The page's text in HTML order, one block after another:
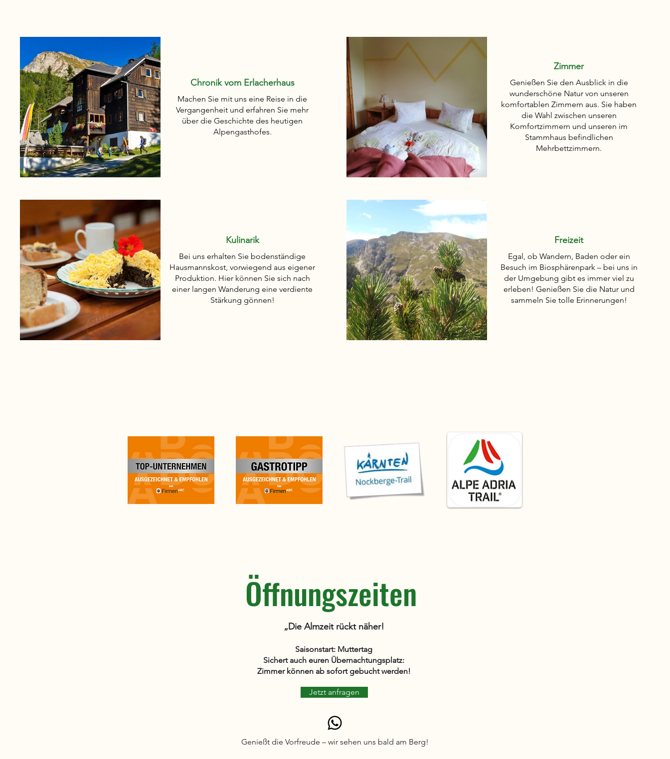
Chronik vom Erlacherhaus
Machen Sie mit uns eine Reise in die
Vergangenheit und erfahren Sie mehr
über die Geschichte des heutigen
Alpengasthofes.
Zimmer
Genießen Sie den Ausblick in die
wunderschöne Natur von unseren
komfortablen Zimmern aus. Sie haben
die Wahl zwischen unseren
Komfortzimmern und unseren im
Stammhaus befindlichen
Mehrbettzimmern.
Kulinarik
Bei uns erhalten Sie bodenständige
Hausmannskost, vorwiegend aus eigener
Produktion. Hier können Sie sich nach
einer langen Wanderung eine verdiente
Stärkung gönnen!
Freizeit
Egal, ob Wandern, Baden oder ein
Besuch im Biosphärenpark – bei uns in
der Umgebung gibt es immer viel zu
erleben! Genießen Sie die Natur und
sammeln Sie tolle Erinnerungen!
Öffnungszeiten
„Die Almzeit rückt näher!
Saisonstart: Muttertag
Sichert auch euren Übernachtungsplatz:
Zimmer können ab sofort gebucht werden!
Jetzt anfragen
Genießt die Vorfreude – wir sehen uns bald am Berg!